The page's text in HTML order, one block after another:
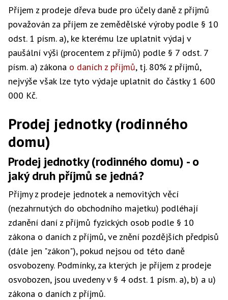
Příjem z prodeje dřeva bude pro účely daně z příjmů
považován za příjem ze zemědělské výroby podle § 10
odst. 1 písm. a), ke kterému lze uplatnit výdaj v
paušální výši (procentem z příjmů) podle § 7 odst. 7
písm. a) zákona o daních z příjmů, tj. 80% z příjmů,
nejvýše však lze tyto výdaje uplatnit do částky 1 600
000 Kč.
Prodej jednotky (rodinného
domu)
Prodej jednotky (rodinného domu) - o
jaký druh příjmů se jedná?
Příjmy z prodeje jednotek a nemovitých věcí
(nezahrnutých do obchodního majetku) podléhají
zdanění daní z příjmů fyzických osob podle § 10
zákona o daních z příjmů, ve znění pozdějších předpisů
(dále jen "zákon"), pokud nejsou od této daně
osvobozeny. Podmínky, za kterých je příjem z prodeje
osvobozen, jsou uvedeny v § 4 odst. 1 písm. a), b) a u)
zákona o daních z příjmů.